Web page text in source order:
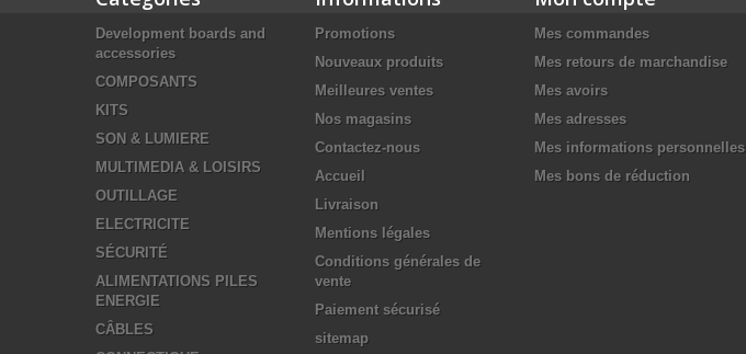
Development boards and
accessories
COMPOSANTS
KITS
SON & LUMIERE
MULTIMEDIA & LOISIRS
OUTILLAGE
ELECTRICITE
SÉCURITÉ
ALIMENTATIONS PILES
ENERGIE
CÂBLES
Promotions
Nouveaux produits
Meilleures ventes
Nos magasins
Contactez-nous
Accueil
Livraison
Mentions légales
Conditions générales de
vente
Paiement sécurisé
sitemap
Mes commandes
Mes retours de marchandise
Mes avoirs
Mes adresses
Mes informations personnelles
Mes bons de réduction